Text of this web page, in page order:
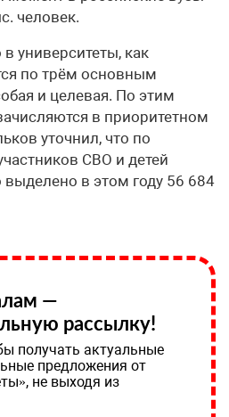
человек.
университеты, как
по трём основным
и целевая. По этим
в приоритетном
уточнил, что по
СВО и детей
в этом году 56 684
—
рассылку!
получать актуальные
предложения от
не выходя из